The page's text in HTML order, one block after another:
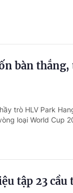
bàn
trò HLV Park
loại World Cup
tập 23